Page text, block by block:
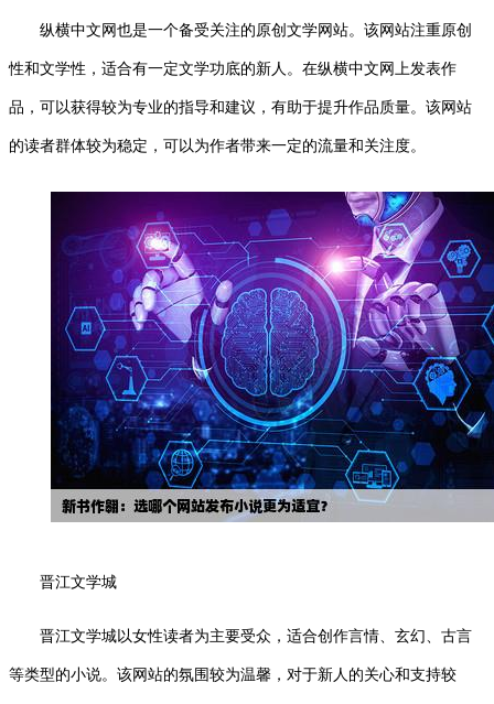
纵横中文网也是一个备受关注的原创文学网站。该网站注重原创
性和文学性，适合有一定文学功底的新人。在纵横中文网上发表作
品，可以获得较为专业的指导和建议，有助于提升作品质量。该网站
的读者群体较为稳定，可以为作者带来一定的流量和关注度。
晋江文学城
晋江文学城以女性读者为主要受众，适合创作言情、玄幻、古言
等类型的小说。该网站的氛围较为温馨，对于新人的关心和支持较